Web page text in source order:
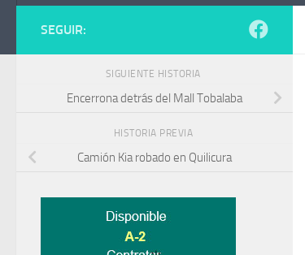
SEGUIR:
SIGUIENTE HISTORIA
Encerrona detrás del Mall Tobalaba
HISTORIA PREVIA
Camión Kia robado en Quilicura